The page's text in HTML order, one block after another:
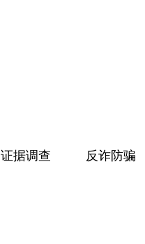
证据调查 反诈防骗